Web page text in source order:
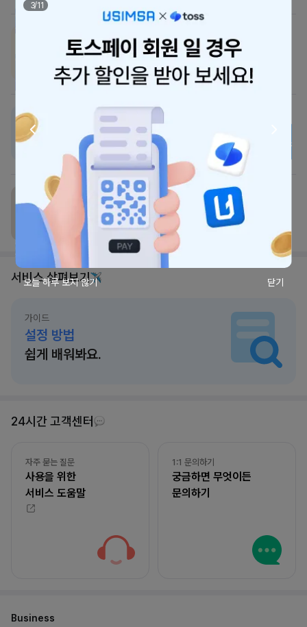
유심사케어,
최대 30만원까지 보상해요
eSIM 지원 기종,
구매 전 체크해 보세요
USIM 총알배송으로
오늘 받아보세요
서비스 살펴보기
가이드
설정 방법
쉽게 배워봐요.
24시간 고객센터
자주 묻는 질문
사용을 위한
서비스 도움말
1:1 문의하기
궁금하면 무엇이든
문의하기
Business
3/11
오늘 하루 보지 않기 닫기